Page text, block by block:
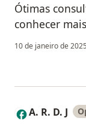
Ótimas
conhecer
10 de janeiro de 2025
A A. R. D. J